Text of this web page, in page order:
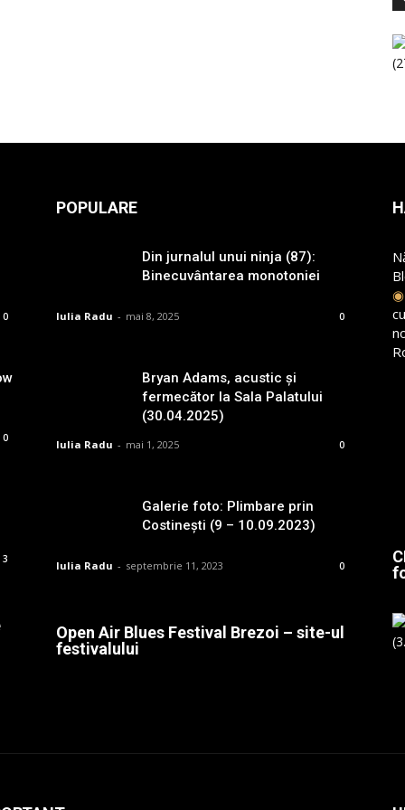
0
0
3
POPULARE
Din jurnalul unui ninja (87):
Binecuvântarea monotoniei
Iulia Radu - mai 8, 2025 0
Bryan Adams, acustic și
fermecător la Sala Palatului
(30.04.2025)
Iulia Radu - mai 1, 2025 0
Galerie foto: Plimbare prin
Costinești (9 – 10.09.2023)
Iulia Radu - septembrie 11, 2023 0
Open Air Blues Festival Brezoi – site-ul
festivalului